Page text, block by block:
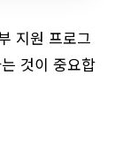
지원 프로그
것이 중요합